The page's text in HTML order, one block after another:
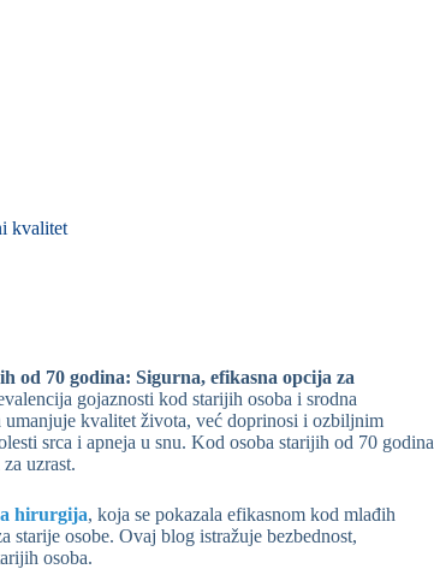
kvalitet
70 godina: Sigurna, efikasna opcija za
gojaznosti kod starijih osoba i srodna
umanjuje kvalitet života, već doprinosi i ozbiljnim
srca i apneja u snu. Kod osoba starijih od 70 godina
uzrast.
hirurgija, koja se pokazala efikasnom kod mlađih
starije osobe. Ovaj blog istražuje bezbednost,
osoba.